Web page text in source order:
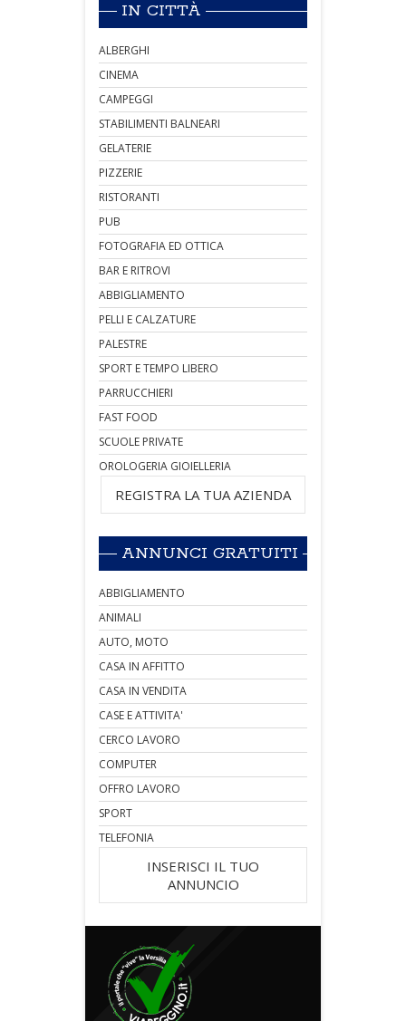
IN CITTÀ
ALBERGHI
CINEMA
CAMPEGGI
STABILIMENTI BALNEARI
GELATERIE
PIZZERIE
RISTORANTI
PUB
FOTOGRAFIA ED OTTICA
BAR E RITROVI
ABBIGLIAMENTO
PELLI E CALZATURE
PALESTRE
SPORT E TEMPO LIBERO
PARRUCCHIERI
FAST FOOD
SCUOLE PRIVATE
OROLOGERIA GIOIELLERIA
REGISTRA LA TUA AZIENDA
ANNUNCI GRATUITI
ABBIGLIAMENTO
ANIMALI
AUTO, MOTO
CASA IN AFFITTO
CASA IN VENDITA
CASE E ATTIVITA'
CERCO LAVORO
COMPUTER
OFFRO LAVORO
SPORT
TELEFONIA
INSERISCI IL TUO
ANNUNCIO